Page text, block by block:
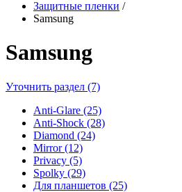
Защитные пленки /
Samsung
Samsung
Уточнить раздел (7)
Anti-Glare (25)
Anti-Shock (28)
Diamond (24)
Mirror (12)
Privacy (5)
Spolky (29)
Для планшетов (25)